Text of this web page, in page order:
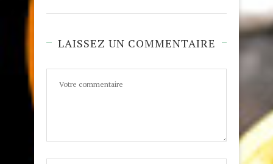
LAISSEZ UN COMMENTAIRE